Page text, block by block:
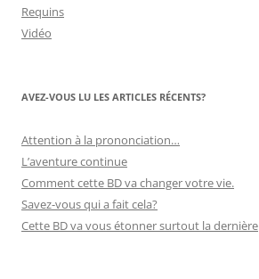
Requins
Vidéo
AVEZ-VOUS LU LES ARTICLES RÉCENTS?
Attention à la prononciation…
L’aventure continue
Comment cette BD va changer votre vie.
Savez-vous qui a fait cela?
Cette BD va vous étonner surtout la dernière